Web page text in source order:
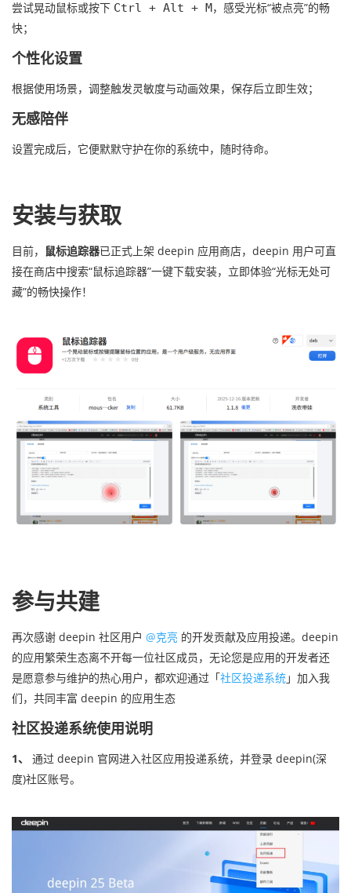
尝试晃动鼠标或按下 Ctrl + Alt + M，感受光标“被点亮”的畅
快；
个性化设置
根据使用场景，调整触发灵敏度与动画效果，保存后立即生效；
无感陪伴
设置完成后，它便默默守护在你的系统中，随时待命。
安装与获取
目前， 鼠标追踪器已正式上架 deepin 应用商店，deepin 用户可直
接在商店中搜索“鼠标追踪器”一键下载安装，立即体验“光标无处可
藏”的畅快操作！
参与共建
再次感谢 deepin 社区用户 @克亮 的开发贡献及应用投递。deepin
的应用繁荣生态离不开每一位社区成员，无论您是应用的开发者还
是愿意参与维护的热心用户，都欢迎通过「社区投递系统」加入我
们，共同丰富 deepin 的应用生态
社区投递系统使用说明
1、
通过 deepin 官网进入社区应用投递系统，并登录 deepin(深
度)社区账号。